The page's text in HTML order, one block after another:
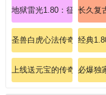
地狱雷光1.80：征服传奇
长久复
圣兽白虎心法传奇私服：
经典
上线送元宝的传奇私服：
必爆独